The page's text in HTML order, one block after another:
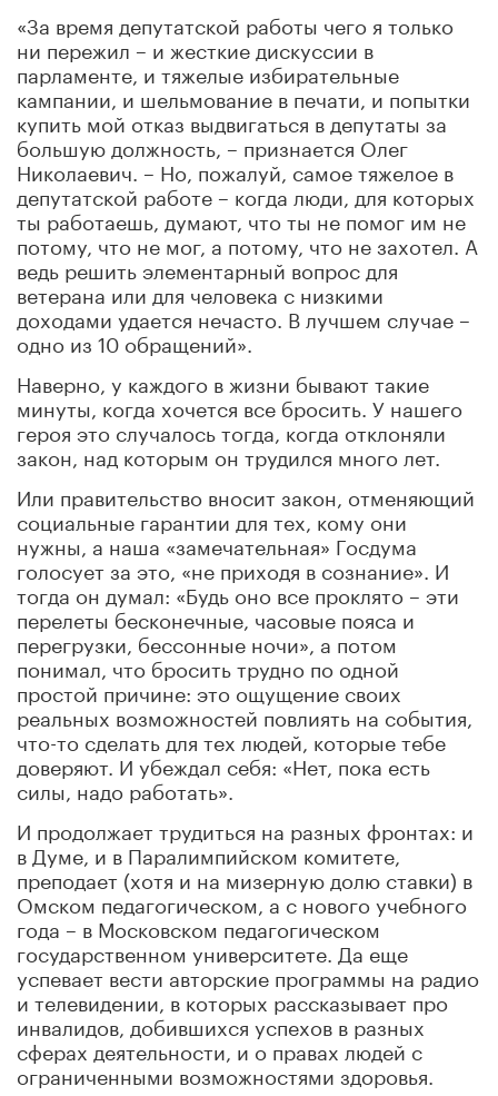
«За время депутатской работы чего я только
ни пережил – и жесткие дискуссии в
парламенте, и тяжелые избирательные
кампании, и шельмование в печати, и попытки
купить мой отказ выдвигаться в депутаты за
большую должность, – признается Олег
Николаевич. – Но, пожалуй, самое тяжелое в
депутатской работе – когда люди, для которых
ты работаешь, думают, что ты не помог им не
потому, что не мог, а потому, что не захотел. А
ведь решить элементарный вопрос для
ветерана или для человека с низкими
доходами удается нечасто. В лучшем случае –
одно из 10 обращений».
Наверно, у каждого в жизни бывают такие
минуты, когда хочется все бросить. У нашего
героя это случалось тогда, когда отклоняли
закон, над которым он трудился много лет.
Или правительство вносит закон, отменяющий
социальные гарантии для тех, кому они
нужны, а наша «замечательная» Госдума
голосует за это, «не приходя в сознание». И
тогда он думал: «Будь оно все проклято – эти
перелеты бесконечные, часовые пояса и
перегрузки, бессонные ночи», а потом
понимал, что бросить трудно по одной
простой причине: это ощущение своих
реальных возможностей повлиять на события,
что-то сделать для тех людей, которые тебе
доверяют. И убеждал себя: «Нет, пока есть
силы, надо работать».
И продолжает трудиться на разных фронтах: и
в Думе, и в Паралимпийском комитете,
преподает (хотя и на мизерную долю ставки) в
Омском педагогическом, а с нового учебного
года – в Московском педагогическом
государственном университете. Да еще
успевает вести авторские программы на радио
и телевидении, в которых рассказывает про
инвалидов, добившихся успехов в разных
сферах деятельности, и о правах людей с
ограниченными возможностями здоровья.